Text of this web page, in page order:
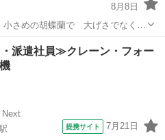
8月8日
小さめの胡蝶蘭で 大げさでなく華
でどなたかお願いします。日比谷
ます。練馬区 豊島園駅そば 取
蘭
派遣社員≫クレーン・フォー
Next
提携サイト 7月21日